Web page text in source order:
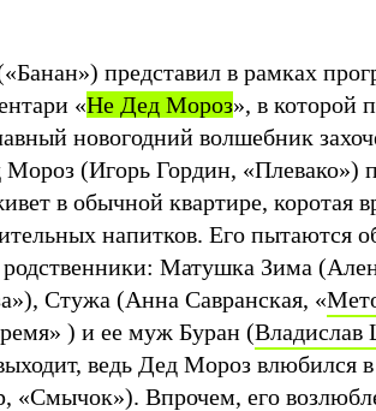
представил в рамках
«Не Дед Мороз», в которой
новогодний волшебник
(Игорь Гордин, «Плевако»)
в обычной квартире, коротая
напитков. Его пытаются
Матушка Зима
Стужа (Анна Савранская, «
) и ее муж Буран (Владислав
ведь Дед Мороз влюбился
«Смычок»). Впрочем, его